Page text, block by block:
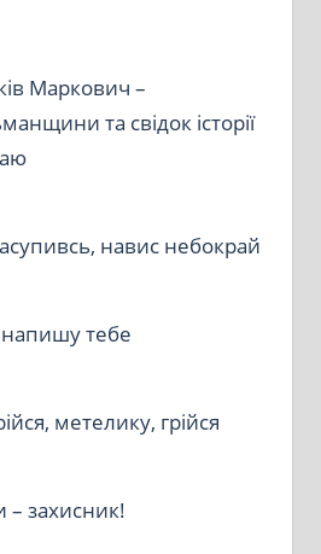
Маркович –
та свідок історії
навис небокрай
тебе
метелику, грійся
– захисник!